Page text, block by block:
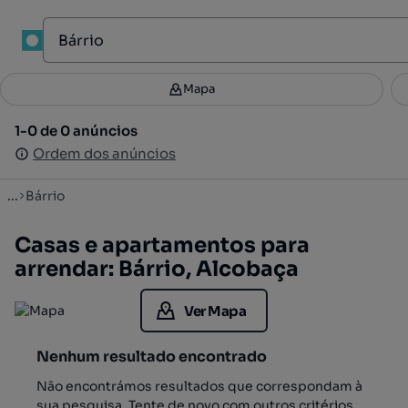
Filtros 2
1-0 de 0 anúncios
Ordem dos anúncios
Mapa
1-0 de 0 anúncios
Ordem dos anúncios
... Bárrio
Casas e apartamentos para
arrendar: Bárrio, Alcobaça
Ver Mapa
Nenhum resultado encontrado
Não encontrámos resultados que correspondam à